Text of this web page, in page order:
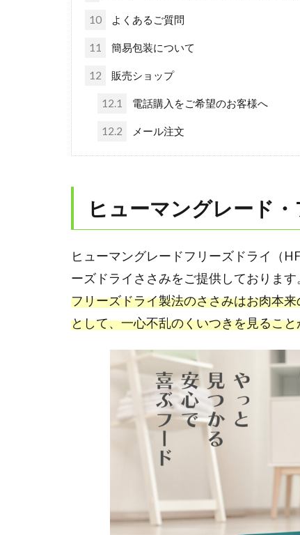
10 よくあるご質問
11 簡易包装について
12 販売ショップ
12.1 電話購入をご希望のお客様へ
12.2 メール注文
ヒューマングレード
ヒューマングレードフリーズドライ（
ーズドライささみをご提供しております
フリーズドライ製法のささみはお肉本
として、一心不乱のくいつきを見るこ